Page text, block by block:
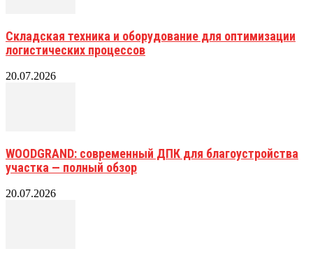
Складская техника и оборудование для оптимизации
логистических процессов
20.07.2026
WOODGRAND: современный ДПК для благоустройства
участка — полный обзор
20.07.2026